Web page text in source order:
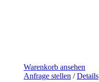
Warenkorb ansehen
Anfrage stellen / Details